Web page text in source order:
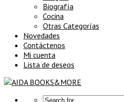
Biografía
Cocina
Otras Categorías
Novedades
Contáctenos
Mi cuenta
Lista de deseos